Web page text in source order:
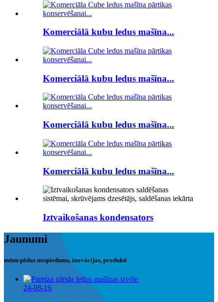
Komerciālā kubu ledus mašīna...
Komerciālā kubu ledus mašīna...
Komerciālā kubu ledus mašīna...
Komerciālā kubu ledus mašīna...
Iztvaikošanas kondensators
Jaunumi
mūsu pēdas nospiedums, inovācijas, produkti
24-08-16